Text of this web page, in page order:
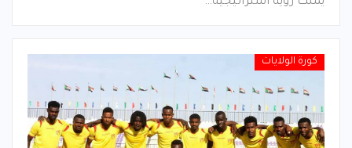
كورة الولايات